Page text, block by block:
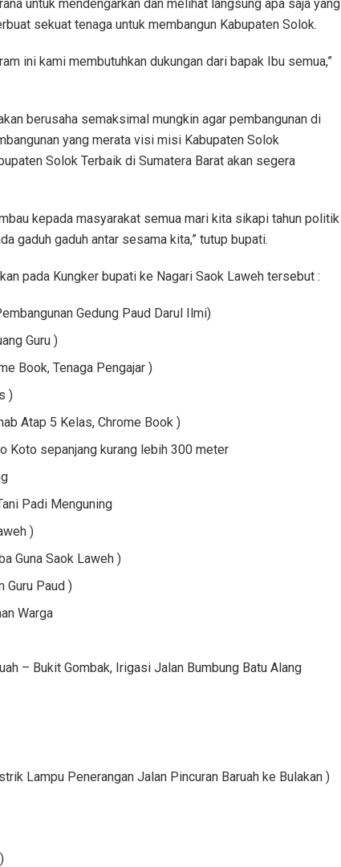
untuk mendengarkan dan melihat langsung apa saja yang
sekuat tenaga untuk membangun Kabupaten Solok.
ini kami membutuhkan dukungan dari bapak Ibu semua,”
berusaha semaksimal mungkin agar pembangunan di
yang merata visi misi Kabupaten Solok
Solok Terbaik di Sumatera Barat akan segera
kepada masyarakat semua mari kita sikapi tahun politik
gaduh gaduh antar sesama kita,” tutup bupati.
pada Kungker bupati ke Nagari Saok Laweh tersebut :
Gedung Paud Darul Ilmi)
Guru )
Book, Tenaga Pengajar )
)
Atap 5 Kelas, Chrome Book )
Koto sepanjang kurang lebih 300 meter
Padi Menguning
)
Guna Saok Laweh )
Guru Paud )
Warga
– Bukit Gombak, Irigasi Jalan Bumbung Batu Alang
Lampu Penerangan Jalan Pincuran Baruah ke Bulakan )